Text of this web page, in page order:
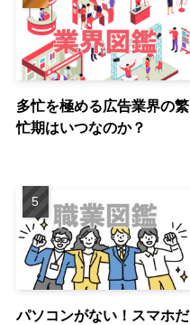
多忙を極める広告業界の繁
忙期はいつなのか？
パソコンがない！スマホだ